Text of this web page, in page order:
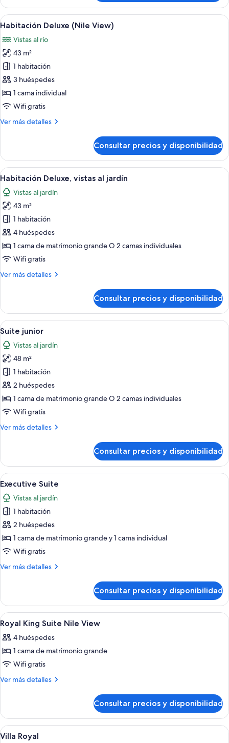
estándar,
vistas
al
Abrir
todas
las
fotos
de
Habitación
Deluxe
(Nile
Una habitación de hotel con una
5
Habitación Deluxe (Nile View)
Vistas al río
43 m²
1 habitación
3 huéspedes
1 cama individual
Wifi gratis
Ver más detalles
Más
Deluxe
(Nile
View)
Consultar precios y disponibilidad
Abrir
todas
las
fotos
de
Habitación
Deluxe,
vistas
jardín
Habitación de hotel con una cama
5
Habitación Deluxe, vistas al jardín
Vistas al jardín
43 m²
1 habitación
4 huéspedes
1 cama de matrimonio grande O 2 camas individuales
Wifi gratis
Ver más detalles
Más
Deluxe,
vistas
al
jardín
Consultar precios y disponibilidad
Abrir
todas
las
fotos
de
Suite
junior
Habitación de hotel con una cama
4
Suite junior
Vistas al jardín
48 m²
1 habitación
2 huéspedes
1 cama de matrimonio grande O 2 camas individuales
Wifi gratis
Ver más detalles
Más
junior
Consultar precios y disponibilidad
Abrir
todas
las
fotos
de
Executive
Suite
Una sala de estar con dos sofás
6
Executive Suite
Vistas al jardín
1 habitación
2 huéspedes
1 cama de matrimonio grande y 1 cama individual
Wifi gratis
Ver más detalles
Más
Suite
Consultar precios y disponibilidad
Abrir
todas
las
fotos
de
Royal
Nile
View
Ropa de cama hipoalergénica,
7
Royal King Suite Nile View
4 huéspedes
1 cama de matrimonio grande
Wifi gratis
Ver más detalles
Más
King
Suite
Nile
Consultar precios y disponibilidad
Abrir
Zona de piscina con sillones de
10
Villa Royal